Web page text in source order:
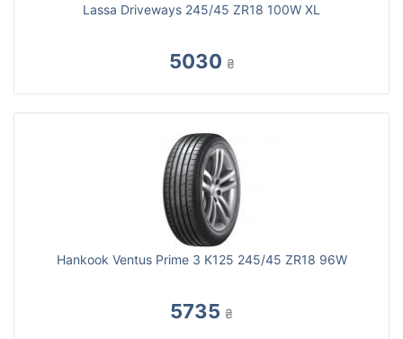
Lassa Driveways 245/45 ZR18 100W XL
5030 ₴
Hankook Ventus Prime 3 K125 245/45 ZR18 96W
5735 ₴